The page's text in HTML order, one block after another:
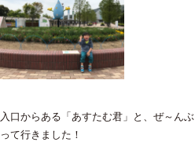
入口からある「あすたむ君」と、ぜ～ん
って行きました！